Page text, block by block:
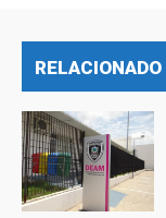
RELACIONADO